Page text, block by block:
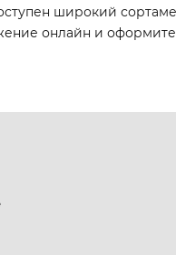
широкий
онлайн и